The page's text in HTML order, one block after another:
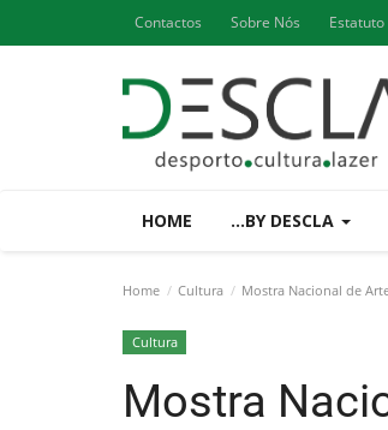
Contactos Sobre Nós
HOME ...BY DESCLA
Home Cultura Mostra Nacional de
Cultura
Mostra